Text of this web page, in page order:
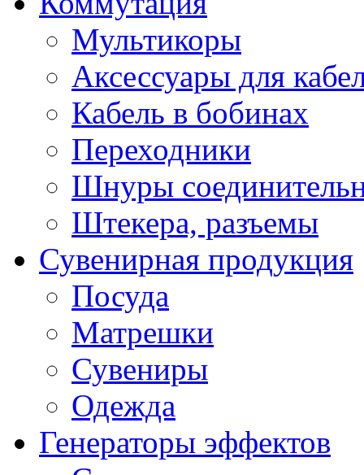
Мультикоры
Аксессуары для
Кабель в бобинах
Переходники
Шнуры
Штекера, разъемы
Сувенирная продукция
Посуда
Матрешки
Сувениры
Одежда
Генераторы эффектов